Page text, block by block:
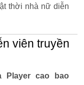
thời nhà nữ diễn
viên truyền
Player cao bao